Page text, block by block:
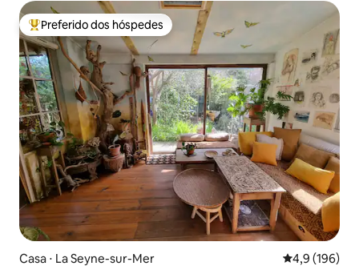
Entre os melhores preferidos dos hóspedes
Preferido dos hóspedes
Casa ⋅ La Seyne-sur-Mer 4,9 de uma
4,9 (196)